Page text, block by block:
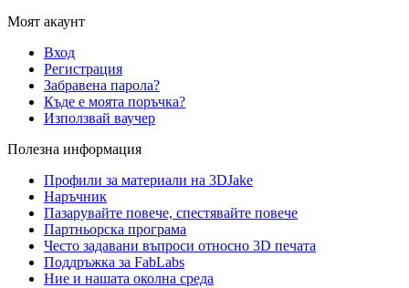
Моят акаунт
Вход
Регистрация
Забравена парола?
Къде е моята поръчка?
Използвай ваучер
Полезна информация
Профили за материали на 3DJake
Наръчник
Пазарувайте повече, спестявайте повече
Партньорска програма
Често задавани въпроси относно 3D печата
Поддръжка за FabLabs
Ние и нашата околна среда